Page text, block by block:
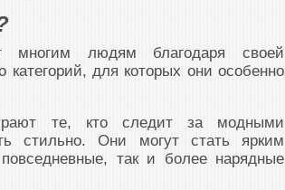
многим людям благодаря своей
для которых они особенно
те, кто следит за модными
стильно. Они могут стать ярким
так и более нарядные